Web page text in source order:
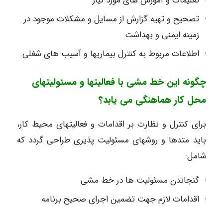
تصحیح و تهیه گزارش از مسایل و مشکلات موجود در
زمینه ایمنی و بهداشت
اطلاعات مربوط به کنترل بیماریها و آسیب های شغلی
چگونه این خط مشی با فعالیتها و مسئولیتهای
محل کار هماهنگی می یابد؟
برای کنترل و نظارت بر اقدامات و فعالیتهای محیط کار،
باید متدها و روشهای مسئولیت پذیری طراحی گردد که
شامل:
گنجاندن مسئولیت ها در خط مشی
اقدامات لازم جهت تضمین اجرای صحیح برنامه